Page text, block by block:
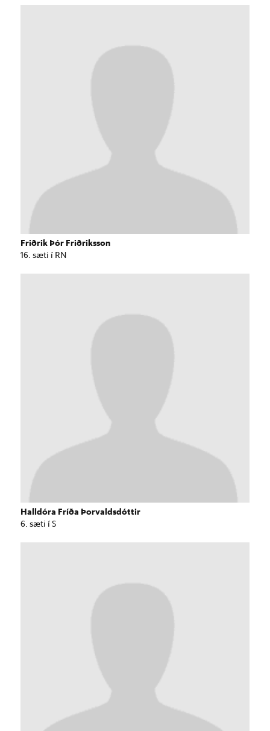
Friðrik Þór Friðriksson
16. sæti í RN
Halldóra Fríða Þorvaldsdóttir
6. sæti í S